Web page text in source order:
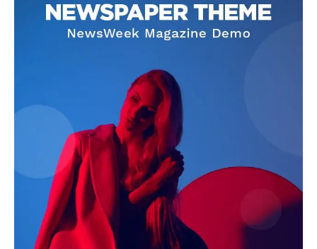
DOWNLOAD NOW
AIN NEWS 1
Contact Us
About Us
Privacy Policy
Terms of Use Agreement
Facebook
X WhatsApp
Share